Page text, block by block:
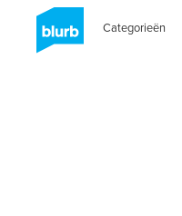
Categorieën